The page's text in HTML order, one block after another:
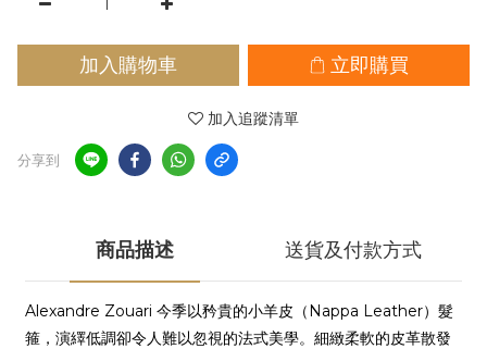
加入購物車 立即購買
加入追蹤清單
分享到
商品描述 送貨及付款方式
Alexandre Zouari 今季以矜貴的小羊皮（Nappa Leather）髮
箍，演繹低調卻令人難以忽視的法式美學。細緻柔軟的皮革散發